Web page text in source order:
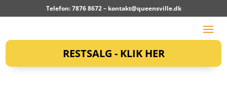
Telefon: 7876 8672 – kontakt@queensville.dk
RESTSALG - KLIK HER